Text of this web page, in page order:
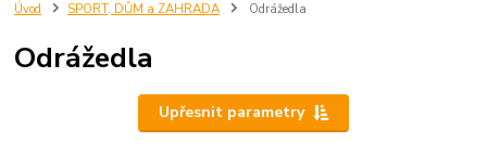
Úvod SPORT, DŮM a ZAHRADA Odrážedla
Odrážedla
Upřesnit parametry